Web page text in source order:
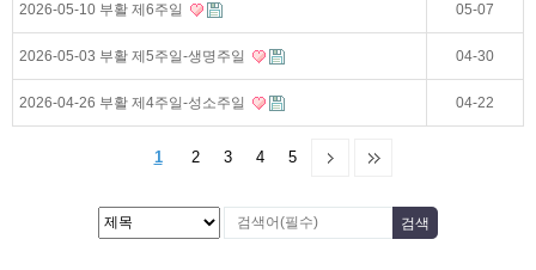
2026-05-10 부활 제6주일 05-07
2026-05-03 부활 제5주일-생명주일 04-30
2026-04-26 부활 제4주일-성소주일 04-22
1 2 3 4 5